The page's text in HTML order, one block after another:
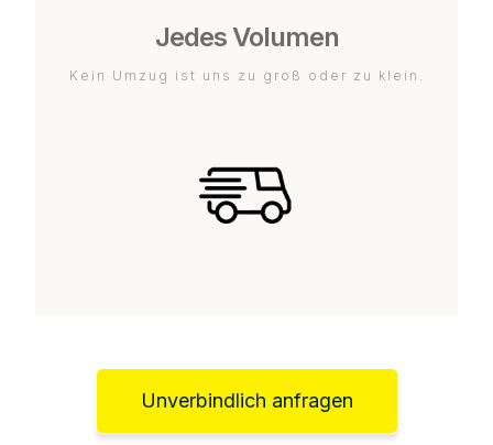
Jedes Volumen
Kein Umzug ist uns zu groß oder zu klein.
Unverbindlich anfragen